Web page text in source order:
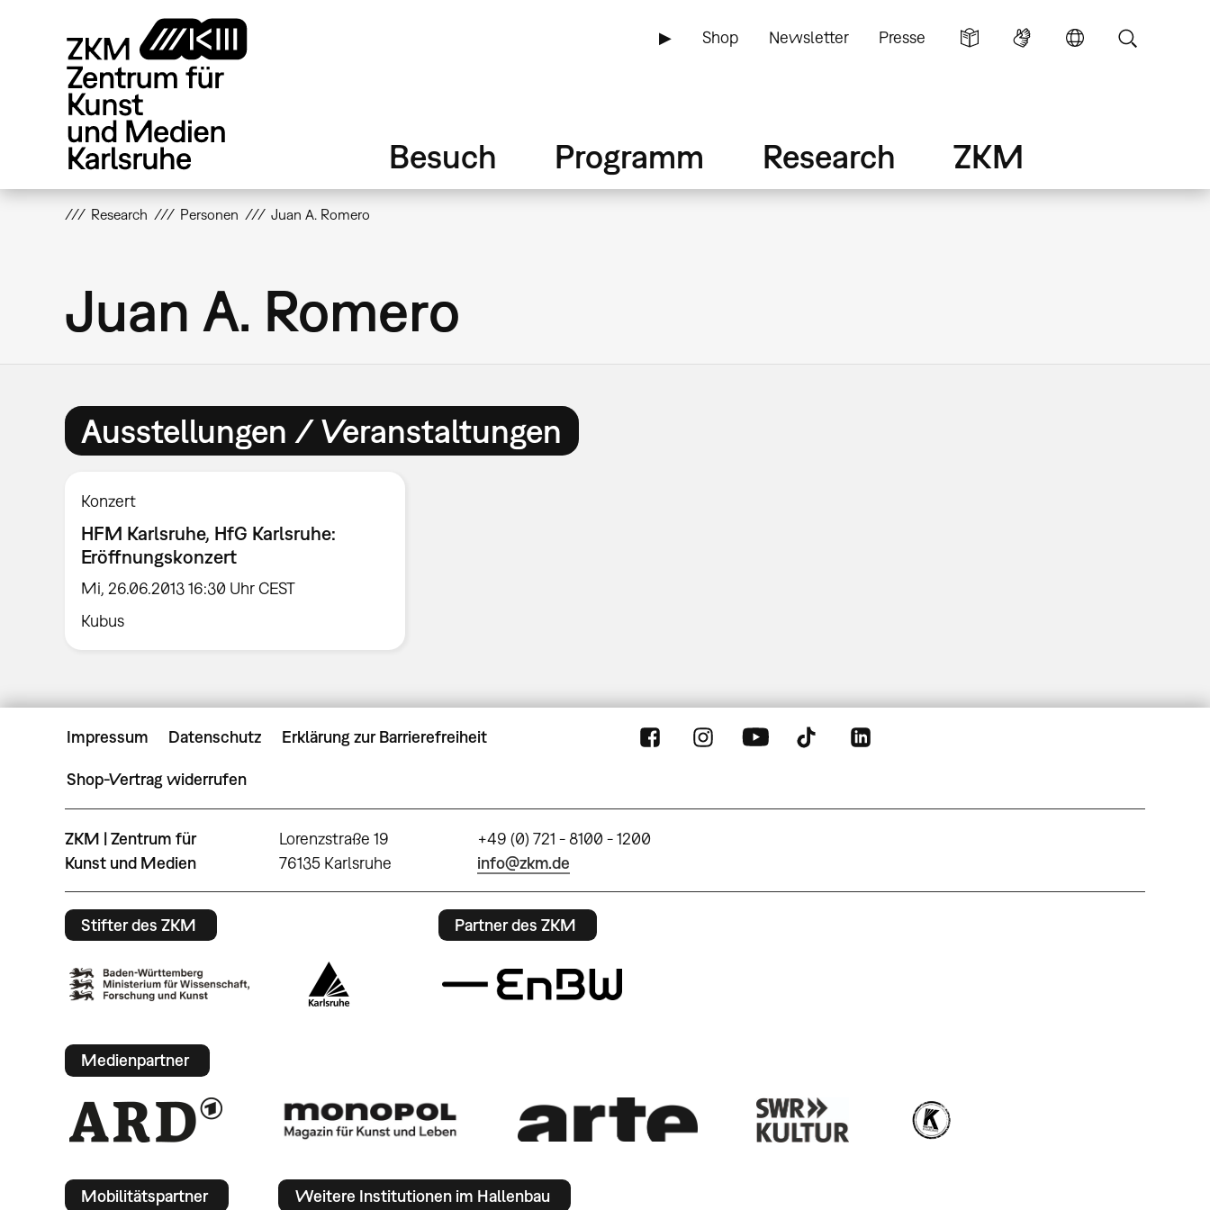
▶ Shop Newsletter Presse
Besuch Programm Research ZKM
Research Personen Juan A. Romero
Juan A. Romero
Ausstellungen / Veranstaltungen
Konzert
HFM Karlsruhe, HfG Karlsruhe:
Eröffnungskonzert
Mi, 26.06.2013 16:30 Uhr CEST
Kubus
Impressum Datenschutz Erklärung zur Barrierefreiheit
Shop-Vertrag widerrufen
ZKM | Zentrum für
Kunst und Medien
Lorenzstraße 19
76135 Karlsruhe
+49 (0) 721 - 8100 - 1200
info@zkm.de
Stifter des ZKM Partner des ZKM
Medienpartner
Mobilitätspartner Weitere Institutionen im Hallenbau